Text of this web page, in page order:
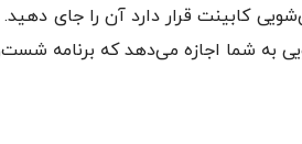
به شما اجازه می‌دهد که برنامه